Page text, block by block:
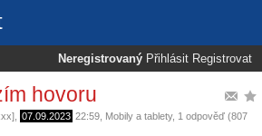
Neregistrovaný Přihlásit Registrovat
hovoru
07.09.2023 22:59 Mobily a tablety, 1 odpověď (807